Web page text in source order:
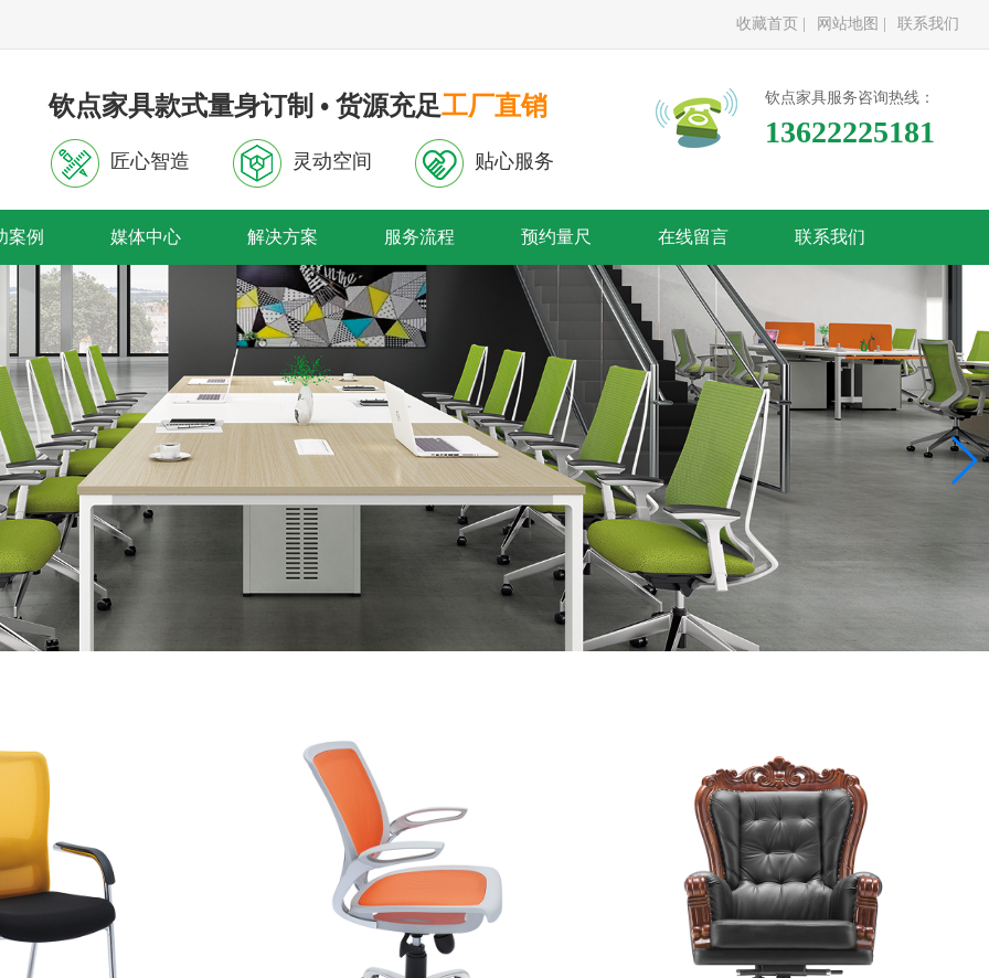
收藏首页 | 网站地图 | 联系我们
钦点家具款式量身订制 • 货源充足工厂直销
匠心智造 灵动空间 贴心服务
钦点家具服务咨询热线：
13622225181
案例 媒体中心 解决方案 服务流程 预约量尺 在线留言 联系我们
首页轮播 内页轮播图